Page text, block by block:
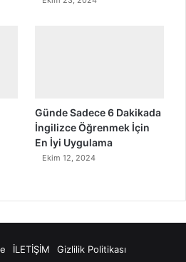
Günde Sadece 6 Dakikada
İngilizce Öğrenmek İçin
En İyi Uygulama
Ekim 12, 2024
İLETİŞİM Gizlilik Politikası